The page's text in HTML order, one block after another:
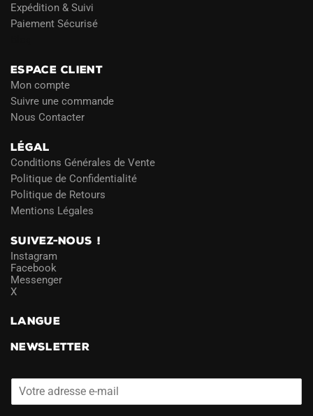
Expédition & Suivi
Paiement Sécurisé
ESPACE CLIENT
Mon compte
Suivre une commande
Nous Contacter
LÉGAL
Conditions Générales de Vente
Politique de Confidentialité
Politique de Retours
Mentions Légales
SUIVEZ-NOUS !
Instagram
Facebook
Messenger
X
LANGUE
NEWSLETTER